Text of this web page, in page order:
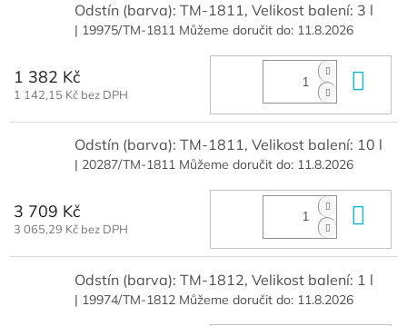
Odstín (barva): TM-1811, Velikost balení: 3 l
| 19975/TM-1811 Můžeme doručit do: 11.8.2026
1 382 Kč
1 142,15 Kč bez DPH
Odstín (barva): TM-1811, Velikost balení: 10 l
| 20287/TM-1811 Můžeme doručit do: 11.8.2026
3 709 Kč
3 065,29 Kč bez DPH
Odstín (barva): TM-1812, Velikost balení: 1 l
| 19974/TM-1812 Můžeme doručit do: 11.8.2026